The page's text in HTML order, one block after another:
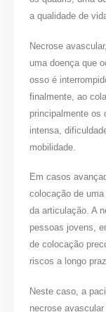
a qualidade de
Necrose
uma doença que
osso é
finalmente, ao
principalmente os
intensa,
mobilidade.
Em casos
colocação de
da articulação. A
pessoas jovens,
de colocação
riscos a longo
Neste caso, a
necrose